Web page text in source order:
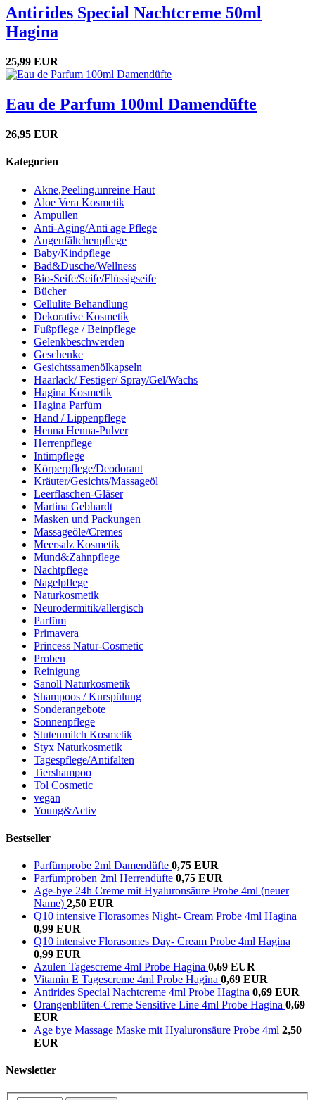
Antirides Special Nachtcreme 50ml
Hagina
25,99 EUR
Eau de Parfum 100ml Damendüfte
26,95 EUR
Kategorien
Akne,Peeling.unreine Haut
Aloe Vera Kosmetik
Ampullen
Anti-Aging/Anti age Pflege
Augenfältchenpflege
Baby/Kindpflege
Bad&Dusche/Wellness
Bio-Seife/Seife/Flüssigseife
Bücher
Cellulite Behandlung
Dekorative Kosmetik
Fußpflege / Beinpflege
Gelenkbeschwerden
Geschenke
Gesichtssamenölkapseln
Haarlack/ Festiger/ Spray/Gel/Wachs
Hagina Kosmetik
Hagina Parfüm
Hand / Lippenpflege
Henna Henna-Pulver
Herrenpflege
Intimpflege
Körperpflege/Deodorant
Kräuter/Gesichts/Massageöl
Leerflaschen-Gläser
Martina Gebhardt
Masken und Packungen
Massageöle/Cremes
Meersalz Kosmetik
Mund&Zahnpflege
Nachtpflege
Nagelpflege
Naturkosmetik
Neurodermitik/allergisch
Parfüm
Primavera
Princess Natur-Cosmetic
Proben
Reinigung
Sanoll Naturkosmetik
Shampoos / Kurspülung
Sonderangebote
Sonnenpflege
Stutenmilch Kosmetik
Styx Naturkosmetik
Tagespflege/Antifalten
Tiershampoo
Tol Cosmetic
vegan
Young&Activ
Bestseller
Parfümprobe 2ml Damendüfte 0,75 EUR
Parfümproben 2ml Herrendüfte 0,75 EUR
Age-bye 24h Creme mit Hyaluronsäure Probe 4ml (neuer
Name) 2,50 EUR
Q10 intensive Florasomes Night- Cream Probe 4ml Hagina
0,99 EUR
Q10 intensive Florasomes Day- Cream Probe 4ml Hagina
0,99 EUR
Azulen Tagescreme 4ml Probe Hagina 0,69 EUR
Vitamin E Tagescreme 4ml Probe Hagina 0,69 EUR
Antirides Special Nachtcreme 4ml Probe Hagina 0,69 EUR
Orangenblüten-Creme Sensitive Line 4ml Probe Hagina 0,69
EUR
Age bye Massage Maske mit Hyaluronsäure Probe 4ml 2,50
EUR
Newsletter